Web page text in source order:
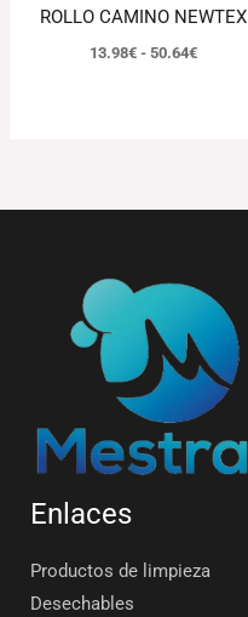
ROLLO CAMINO NEWTEX
13.98€ - 50.64€
Enlaces
Productos de limpieza
Desechables